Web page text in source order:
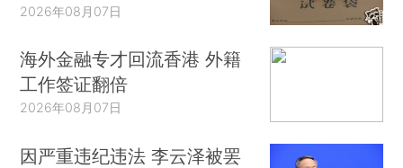
2026年08月07日
海外金融专才回流香港 外籍
工作签证翻倍
2026年08月07日
因严重违纪违法 李云泽被罢